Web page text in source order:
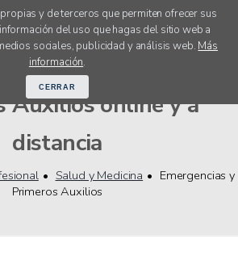
y de terceros que permiten ofrecer sus
del uso que hagas del sitio web a
sociales, publicidad y análisis web. Más
información.
CERRAR
menú
FP Emergencias y
Auxilios online y a
distancia
Salud y Medicina
Emergencias y
Primeros Auxilios